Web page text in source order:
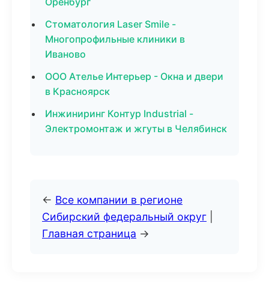
Стоматология Laser Smile -
Многопрофильные клиники в
Иваново
ООО Ателье Интерьер - Окна и двери
в Красноярск
Инжиниринг Контур Industrial -
Электромонтаж и жгуты в Челябинск
← Все компании в регионе
Сибирский федеральный округ
Главная страница →